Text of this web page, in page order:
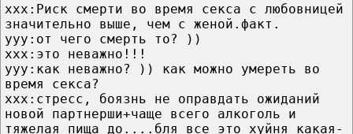
ххх:Риск смерти во время секса с любовницей
значительно выше, чем с женой.факт.
ууу:от чего смерть то? ))
ххх:это неважно!!!
ууу:как неважно? )) как можно умереть во
время секса?
ххх:стресс, боязнь не оправдать ожиданий
новой партнерши+чаще всего алкоголь и
тяжелая пища до....бля все это хуйня какая-